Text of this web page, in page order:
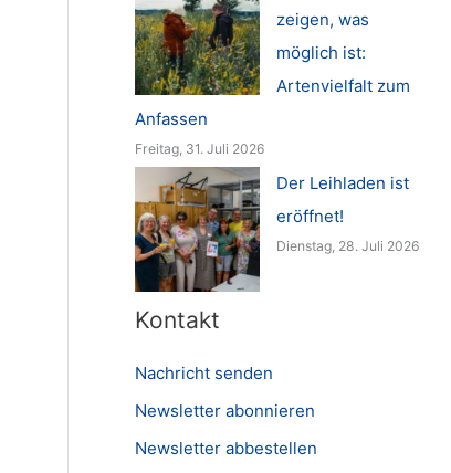
zeigen, was
möglich ist:
Artenvielfalt zum
Anfassen
Freitag, 31. Juli 2026
Der Leihladen ist
eröffnet!
Dienstag, 28. Juli 2026
Kontakt
Nachricht senden
Newsletter abonnieren
Newsletter abbestellen